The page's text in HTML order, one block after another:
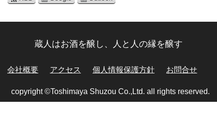
蔵人はお酒を醸し、人と人の縁を醸す
会社概要 アクセス 個人情報保護方針 お問合せ
copyright ©Toshimaya Shuzou Co.,Ltd. all rights reserved.